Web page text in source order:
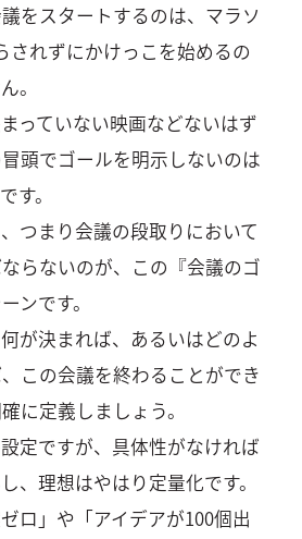
をスタートするのは、マラソ
されずにかけっこを始めるの
。
っていない映画などないはず
頭でゴールを明示しないのは
す。
つまり会議の段取りにおいて
らないのが、この『会議のゴ
ンです。
が決まれば、あるいはどのよ
この会議を終わることができ
に定義しましょう。
定ですが、具体性がなければ
、理想はやはり定量化です。
ロ」や「アイデアが100個出